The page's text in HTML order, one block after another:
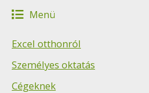
Menü
Excel otthonról
Személyes oktatás
Cégeknek